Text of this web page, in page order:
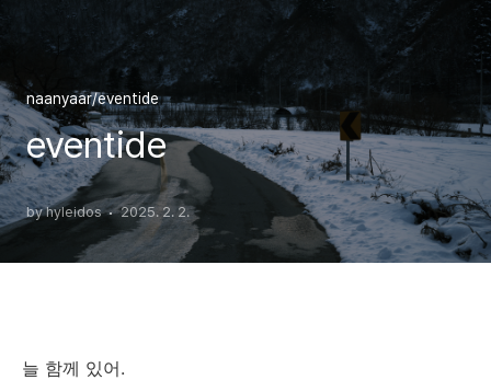
naanyaar/eventide
eventide
by hyleidos 2025. 2. 2.
늘 함께 있어.